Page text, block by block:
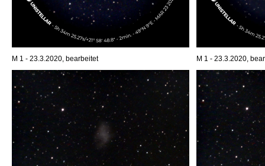
M 1 - 23.3.2020, bearbeitet M 1 - 23.3.2020,